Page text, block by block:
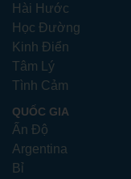
Hài Hước
Học Đường
Kinh Điển
Tâm Lý
Tình Cảm
QUỐC GIA
Ấn Độ
Argentina
Bỉ